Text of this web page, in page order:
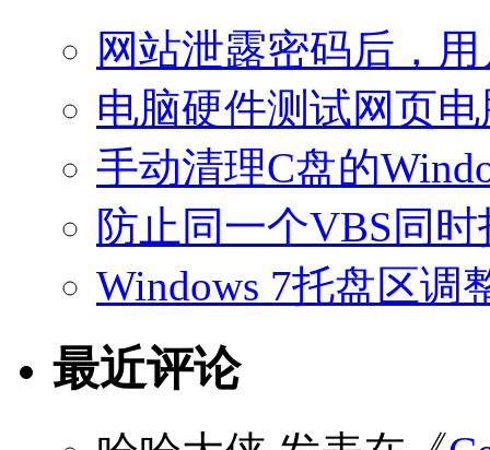
网站泄露密码后，
电脑硬件测试网页
手动清理C盘的
防止同一个VBS同
Windows 7托盘区调
最近评论